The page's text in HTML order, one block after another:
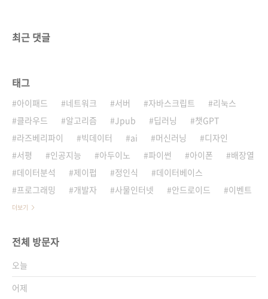
최근 댓글
태그
아이패드 네트워크 서버 자바스크립트
리눅스
클라우드
알고리즘 Jpub 딥러닝
챗GPT
라즈베리파이
빅데이터 ai 머신러닝
디자인
서평
인공지능 아두이노 파이썬 아이폰
배장열
데이터분석
제이펍 정인식
데이터베이스
프로그래밍
개발자 사물인터넷 안드로이드 이벤트
더보기
전체 방문자
오늘
어제